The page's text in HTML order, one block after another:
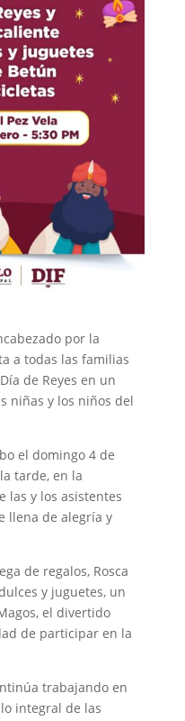
por la
a todas las familias
de Reyes en un
niñas y los niños del
el domingo 4 de
tarde, en la
las y los asistentes
llena de alegría y
de regalos, Rosca
y juguetes, un
el divertido
de participar en la
trabajando en
integral de las